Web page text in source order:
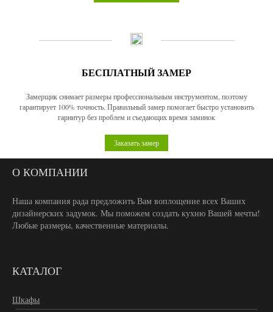
БЕСПЛАТНЫЙ ЗАМЕР
Замерщик снимает размеры профессиональным инструментом, поэтому
гарантирует 100% точность. Правильный замер помогает быстро установить
гарнитур без проблем и съедающих время заминок
Заказать замер
О КОМПАНИИ
Наша компания рада предложить Вам воплощение всех Ваших
дизайнерских задумок. Мы поможем создать кухню Вашей мечты!
Любые размеры, качественные материалы.
КАТАЛОГ
Шкафы